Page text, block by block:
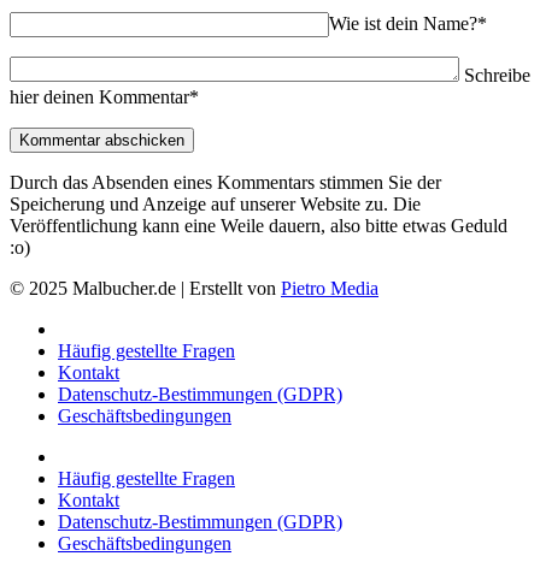
Wie ist dein Name?*
Schreibe
hier deinen Kommentar*
Durch das Absenden eines Kommentars stimmen Sie der
Speicherung und Anzeige auf unserer Website zu. Die
Veröffentlichung kann eine Weile dauern, also bitte etwas Geduld
:o)
© 2025 Malbucher.de | Erstellt von Pietro Media
Häufig gestellte Fragen
Kontakt
Datenschutz-Bestimmungen (GDPR)
Geschäftsbedingungen
Häufig gestellte Fragen
Kontakt
Datenschutz-Bestimmungen (GDPR)
Geschäftsbedingungen